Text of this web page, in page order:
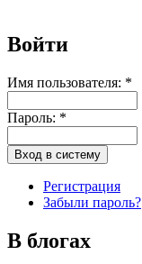
Войти
Имя пользователя: *
Пароль: *
Регистрация
Забыли пароль?
В блогах